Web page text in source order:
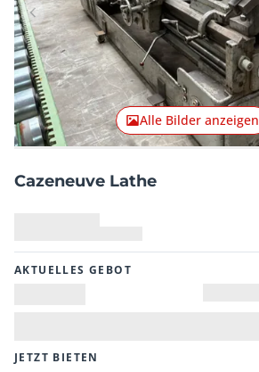
Vorheriger Artikel
Alle Bilder anzeigen
Cazeneuve Lathe
AKTUELLES GEBOT
JETZT BIETEN